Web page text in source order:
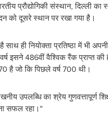
प्रौद्योगिकी संस्थान, दिल्ली का
को दूसरे स्थान पर रखा गया है।
ही नियोक्ता प्रतिष्ठा में भी
इसने 486वीं वैश्विक रैंक प्राप्त
है जो कि पिछले वर्ष 700 थी।
उपलब्धि का श्रेय गुणवत्तापूर्ण
सफल रहा।"